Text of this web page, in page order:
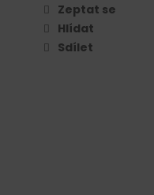
Zeptat se
Hlídat
Sdílet